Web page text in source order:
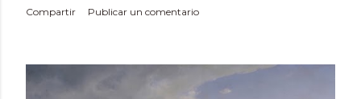
Compartir Publicar un comentario